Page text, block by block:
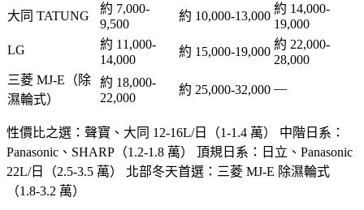
大同 TATUNG
約 7,000-
9,500
約 10,000-13,000
約 14,000-
19,000
LG
約 11,000-
14,000
約 15,000-19,000
約 22,000-
28,000
三菱 MJ-E（除
濕輪式）
約 18,000-
22,000
約 25,000-32,000 —
性價比之選 ：聲寶、大同 12-16L/日（1-1.4 萬） 中階日系 ：
Panasonic、SHARP（1.2-1.8 萬） 頂規日系 ：日立、Panasonic
22L/日（2.5-3.5 萬） 北部冬天首選 ：三菱 MJ-E 除濕輪式
（1.8-3.2 萬）